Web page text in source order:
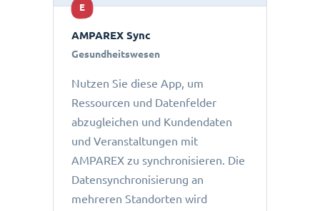
E
AMPAREX Sync
Gesundheitswesen
Nutzen Sie diese App, um
Ressourcen und Datenfelder
abzugleichen und Kundendaten
und Veranstaltungen mit
AMPAREX zu synchronisieren. Die
Datensynchronisierung an
mehreren Standorten wird